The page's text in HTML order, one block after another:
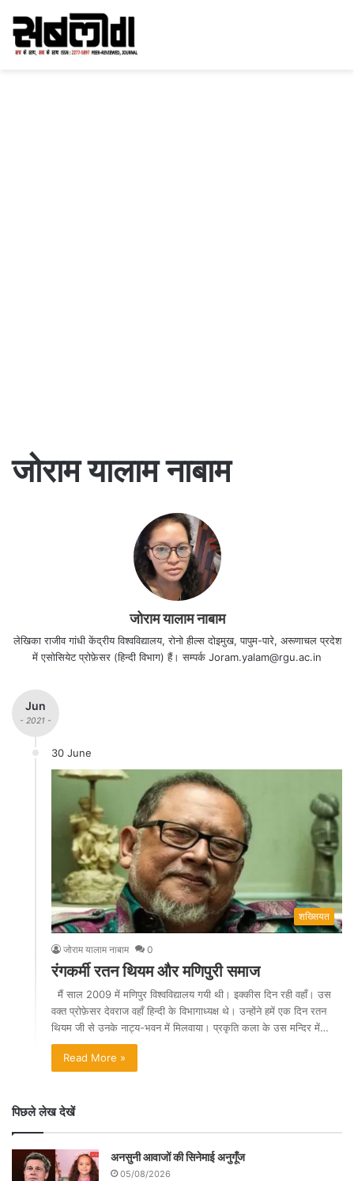
जोराम यालाम नाबाम
जोराम यालाम नाबाम
लेखिका राजीव गांधी केंद्रीय विश्वविद्यालय, रोनो हील्स दोइमुख, पापुम-पारे, अरूणाचल प्रदेश
में एसोसियेट प्रोफ़ेसर (हिन्दी विभाग) हैं। सम्पर्क Joram.yalam@rgu.ac.in
Jun
- 2021 -
30 June
शख्सियत
जोराम यालाम नाबाम 0
रंगकर्मी रतन थियम और मणिपुरी समाज
मैं साल 2009 में मणिपुर विश्वविद्यालय गयी थी। इक्कीस दिन रही वहाँ। उस
वक्त प्रोफ़ेसर देवराज वहाँ हिन्दी के विभागाध्यक्ष थे। उन्होंने हमें एक दिन रतन
थियम जी से उनके नाट्य-भवन में मिलवाया। प्रकृति कला के उस मन्दिर में…
Read More »
पिछले लेख देखें
अनसुनी आवाजों की सिनेमाई अनुगूँज
05/08/2026